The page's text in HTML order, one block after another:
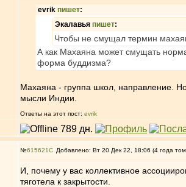
evrik пишет:
Экалавья пишет:
Чтобы не смущал термин
А как Махаяна может смущать
форма буддизма?
Махаяна - группа школ, направление.
мысли Индии.
Ответы на этот пост: evrik
№615621 Добавлено: Вт 20 Дек 22, 18:06 (4 года
И, почему у вас коллективное
тяготела к закрытости.